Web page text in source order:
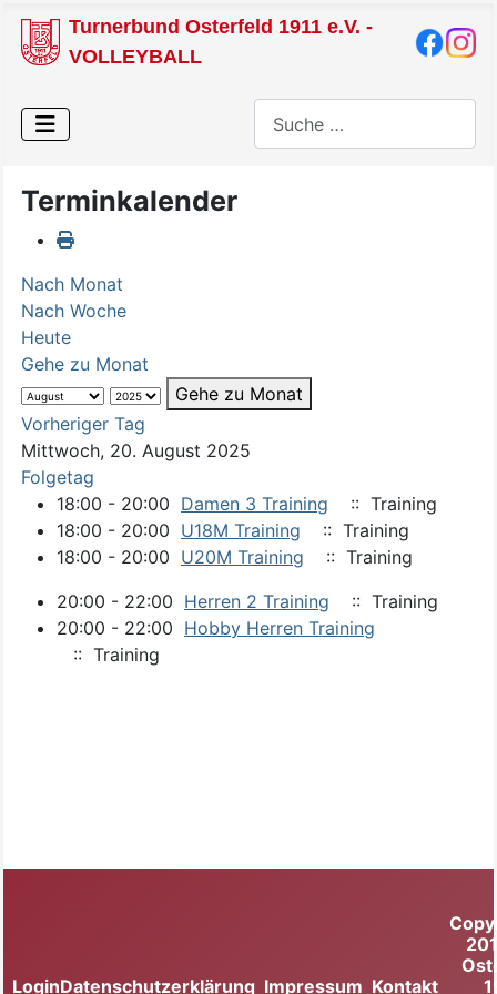
Turnerbund Osterfeld 1911 e.V. -
VOLLEYBALL
Terminkalender
Nach Monat
Nach Woche
Heute
Gehe zu Monat
Gehe zu Monat
Vorheriger Tag
Mittwoch, 20. August 2025
Folgetag
18:00 - 20:00 Damen 3 Training
:: Training
18:00 - 20:00 U18M Training
:: Training
18:00 - 20:00 U20M Training
:: Training
20:00 - 22:00 Herren 2 Training
:: Training
20:00 - 22:00 Hobby Herren Training
:: Training
LoginDatenschutzerklärung Impressum Kontakt